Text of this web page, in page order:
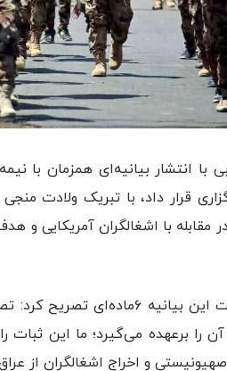
با انتشار بیانیه‌ای همزمان با
قرار داد، با تبریک ولادت
مقابله با اشغالگران آمریکایی
وی در بند نخست این بیانیه‌
را برعهده می‌گیرد؛ ما این ثبات
و اخراج اشغالگران از